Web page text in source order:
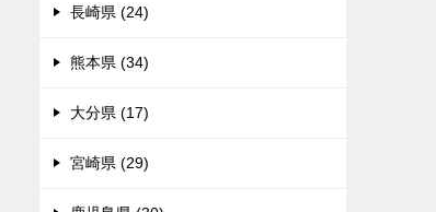
長崎県 (24)
熊本県 (34)
大分県 (17)
宮崎県 (29)